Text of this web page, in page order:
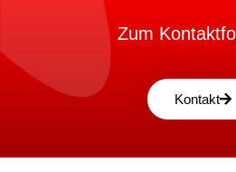
Zum
Kontakt